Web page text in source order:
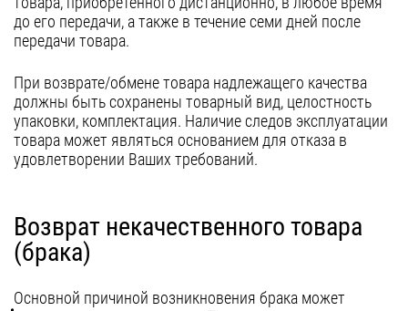
до его передачи, а также в течение семи дней после
передачи товара.
При возврате/обмене товара надлежащего качества
должны быть сохранены товарный вид, целостность
упаковки, комплектация. Наличие следов эксплуатации
товара может являться основанием для отказа в
удовлетворении Ваших требований.
Возврат некачественного товара
(брака)
Основной причиной возникновения брака может